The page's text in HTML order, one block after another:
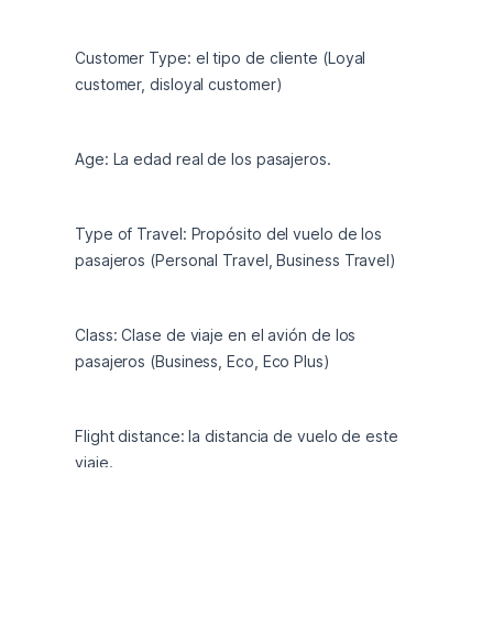
Customer Type: el tipo de cliente (Loyal
customer, disloyal customer)
Age: La edad real de los pasajeros.
Type of Travel: Propósito del vuelo de los
pasajeros (Personal Travel, Business Travel)
Class: Clase de viaje en el avión de los
pasajeros (Business, Eco, Eco Plus)
Flight distance: la distancia de vuelo de este
viaje.